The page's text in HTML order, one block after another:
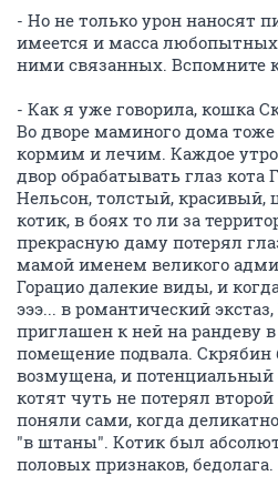
- Но не только урон наносят
имеется и масса
ними связанных. Вспомните
- Как я уже говорила, кошка
Во дворе маминого дома
кормим и лечим. Каждое
двор обрабатывать глаз кота
Нельсон, толстый, красивый,
котик, в боях то ли за
прекрасную даму потерял
мамой именем великого
Горацио далекие виды, и
эээ... в романтический
приглашен к ней на рандеву в
помещение подвала. Скрябин
возмущена, и
котят чуть не потерял
поняли сами, когда
"в штаны". Котик был
половых признаков, бедолага.